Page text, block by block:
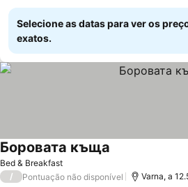
Selecione as datas para ver os
exatos.
Bed & Breakfast
Боровата къща
/ Pontuação não disponível Varna, a